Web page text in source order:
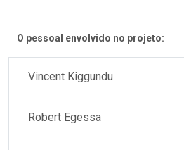
O pessoal envolvido no projeto:
Vincent Kiggundu
Robert Egessa